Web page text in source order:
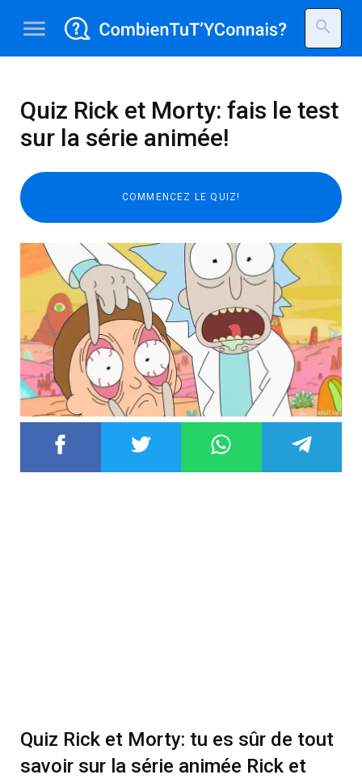
menu search
Quiz Rick et Morty: fais le test
sur la série animée!
Quiz Rick et Morty: tu es sûr de tout
savoir sur la série animée Rick et